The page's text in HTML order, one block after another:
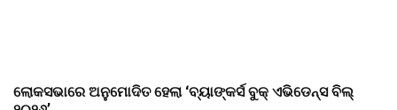
ଲୋକସଭାରେ ଅନୁମୋଦିତ ହେଲା ‘ବ୍ୟାଙ୍କର୍ସ ବୁକ୍ ଏଭିଡେନ୍ସ ବିଲ୍